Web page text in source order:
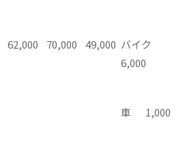
62,000 70,000 49,000 バイク
6,000
車 1,000